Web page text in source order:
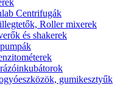
Centrifugák
Roller mixerek
és shakerek
gumikesztyűk